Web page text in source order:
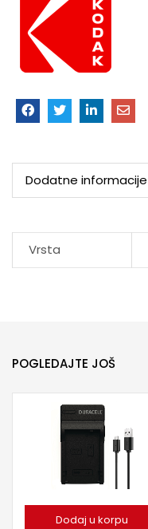
Dodatne informacije
Vrsta
POGLEDAJTE JOŠ
Dodaj u korpu